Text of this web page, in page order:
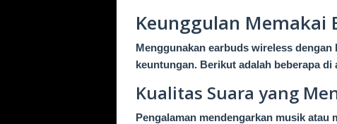
Keunggulan Memakai
Menggunakan earbuds wireless
keuntungan. Berikut adalah beberapa di
Kualitas Suara yang
Pengalaman mendengarkan musik